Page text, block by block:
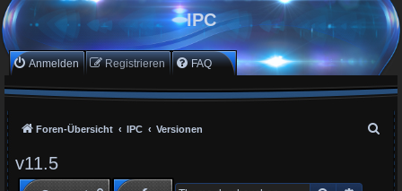
IPC
Anmelden Registrieren FAQ
Foren-Übersicht IPC Versionen
v11.5